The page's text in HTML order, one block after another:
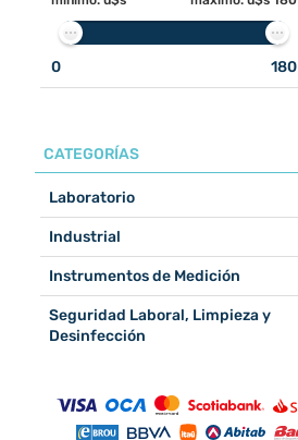
0 180
CATEGORÍAS
Laboratorio
Industrial
Instrumentos de Medición
Seguridad Laboral, Limpieza y
Desinfección